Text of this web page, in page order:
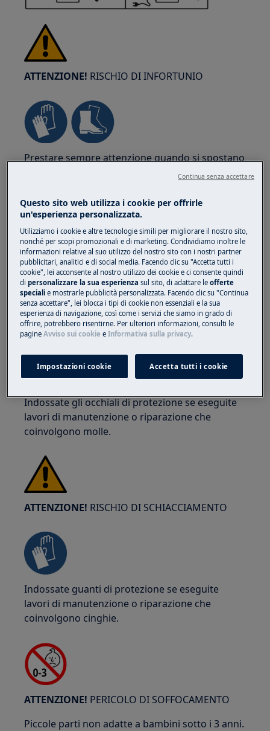
ATTENZIONE! RISCHIO DI INFORTUNIO
Prestare sempre attenzione quando si spostano
gli elettrodomestici. Per gli elettrodomestici
muoverli. Utilizzare sempre guanti da lavoro e
calzature di sicurezza. Indossare guanti da
lavoro in ogni momento per proteggersi dai
tagli dovuti agli spigoli vivi.
ATTENZIONE!RISCHIO DI LESIONI OCULARI
Indossate gli occhiali di protezione se eseguite
lavori di manutenzione o riparazione che
coinvolgono molle.
ATTENZIONE! RISCHIO DI SCHIACCIAMENTO
Indossate guanti di protezione se eseguite
lavori di manutenzione o riparazione che
coinvolgono cinghie.
ATTENZIONE! PERICOLO DI SOFFOCAMENTO
Piccole parti non adatte a bambini sotto i 3 anni.
Questo sito web utilizza i cookie per offrirle
un'esperienza personalizzata.
Utilizziamo i cookie e altre tecnologie simili per migliorare il nostro sito,
nonché per scopi promozionali e di marketing. Condividiamo inoltre le
informazioni relative al suo utilizzo del nostro sito con i nostri partner
pubblicitari, analitici e di social media. Facendo clic su "Accetta tutti i
cookie", lei acconsente al nostro utilizzo dei cookie e ci consente quindi
dipersonalizzare la sua esperienza sul sito, di adattare leofferte
speciali e mostrarle pubblicità personalizzata. Facendo clic su "Continua
senza accettare", lei blocca i tipi di cookie non essenziali e la sua
esperienza di navigazione, così come i servizi che siamo in grado di
offrire, potrebbero risentirne. Per ulteriori informazioni, consulti le
pagineAvviso sui cookie eInformativa sulla privacy.
Impostazioni cookie Accetta tutti i cookie
Continua senza accettare